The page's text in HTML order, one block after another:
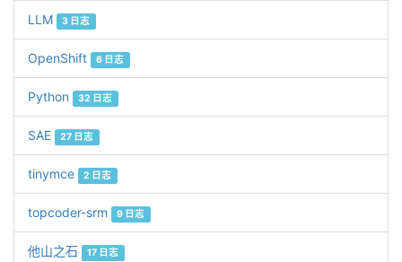
LLM 3 日志
OpenShift 6 日志
Python 32 日志
SAE 27 日志
tinymce 2 日志
topcoder-srm 9 日志
他山之石 17 日志